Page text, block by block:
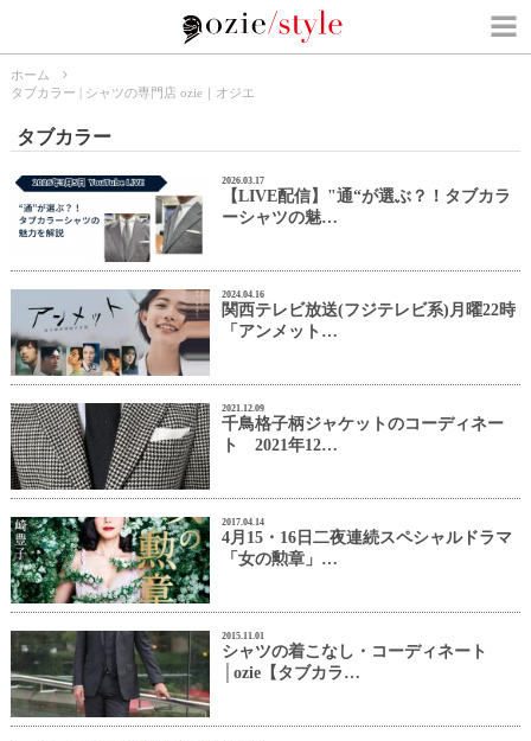
ホーム
タブカラー | シャツの専門店 ozie｜オジエ
タブカラー
2026.03.17
【LIVE配信】"通“が選ぶ？！タブカラ
ーシャツの魅…
2024.04.16
関西テレビ放送(フジテレビ系)月曜22時
「アンメット…
2021.12.09
千鳥格子柄ジャケットのコーディネー
ト 2021年12…
2017.04.14
4月15・16日二夜連続スペシャルドラマ
「女の勲章」…
2015.11.01
シャツの着こなし・コーディネート
│ozie【タブカラ…